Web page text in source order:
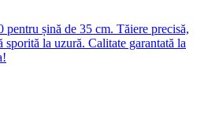
șină de 35 cm. Tăiere precisă,
sporită la uzură. Calitate garantată la